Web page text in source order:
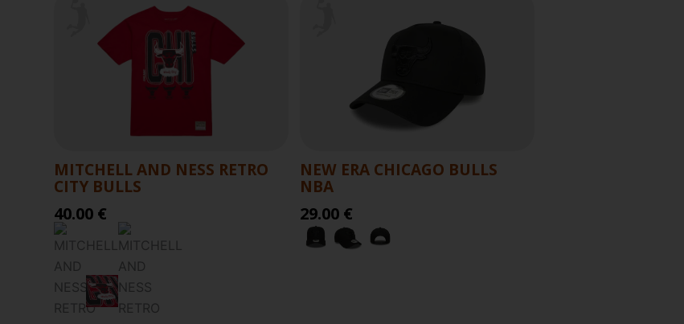
MITCHELL AND NESS RETRO
CITY BULLS
40.00 €
NEW ERA CHICAGO BULLS
NBA
29.00 €